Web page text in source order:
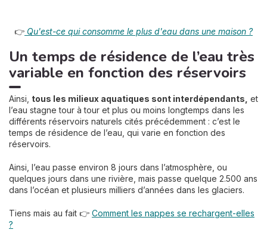
👉 Qu'est-ce qui consomme le plus d'eau dans une maison ?
Un temps de résidence de l’eau très
variable en fonction des réservoirs
Ainsi, tous les milieux aquatiques sont interdépendants, et
l’eau stagne tour à tour et plus ou moins longtemps dans les
différents réservoirs naturels cités précédemment : c’est le
temps de résidence de l’eau, qui varie en fonction des
réservoirs.
Ainsi, l’eau passe environ 8 jours dans l’atmosphère, ou
quelques jours dans une rivière, mais passe quelque 2.500 ans
dans l’océan et plusieurs milliers d’années dans les glaciers.
Tiens mais au fait 👉 Comment les nappes se rechargent-elles
?